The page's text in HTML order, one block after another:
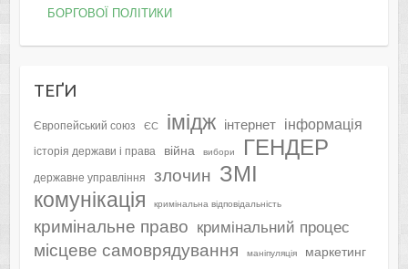
БОРГОВОЇ ПОЛІТИКИ
ТЕҐИ
Європейський союз ЄС імідж інтернет інформація
історія держави і права війна вибори ГЕНДЕР
державне управління злочин ЗМІ
комунікація кримінальна відповідальність
кримінальне право кримінальний процес
місцеве самоврядування маніпуляція маркетинг